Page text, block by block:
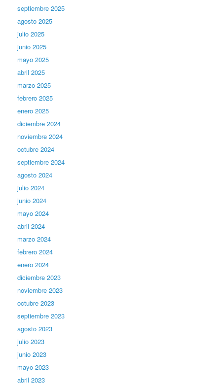
septiembre 2025
agosto 2025
julio 2025
junio 2025
mayo 2025
abril 2025
marzo 2025
febrero 2025
enero 2025
diciembre 2024
noviembre 2024
octubre 2024
septiembre 2024
agosto 2024
julio 2024
junio 2024
mayo 2024
abril 2024
marzo 2024
febrero 2024
enero 2024
diciembre 2023
noviembre 2023
octubre 2023
septiembre 2023
agosto 2023
julio 2023
junio 2023
mayo 2023
abril 2023